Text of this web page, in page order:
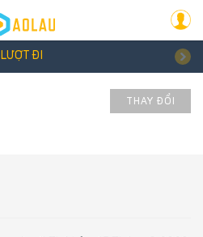
LƯỢT ĐI
THAY ĐỔI